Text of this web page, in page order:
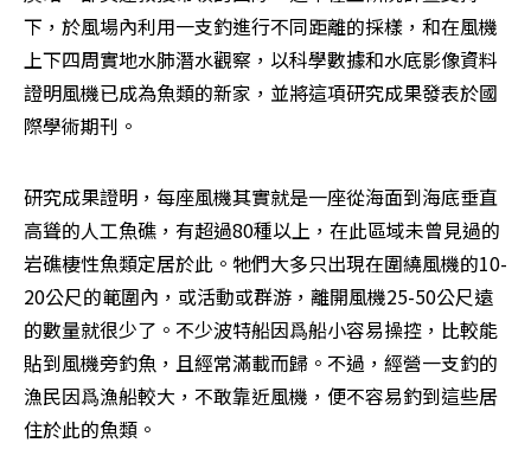
下，於風場內利用一支釣進行不同距離的採樣，和在風機
上下四周實地水肺潛水觀察，以科學數據和水底影像資料
證明風機已成為魚類的新家，並將這項研究成果發表於國
際學術期刊。
研究成果證明，每座風機其實就是一座從海面到海底垂直
高聳的人工魚礁，有超過80種以上，在此區域未曾見過的
岩礁棲性魚類定居於此。牠們大多只出現在圍繞風機的10-
20公尺的範圍內，或活動或群游，離開風機25-50公尺遠
的數量就很少了。不少波特船因爲船小容易操控，比較能
貼到風機旁釣魚，且經常滿載而歸。不過，經營一支釣的
漁民因爲漁船較大，不敢靠近風機，便不容易釣到這些居
住於此的魚類。